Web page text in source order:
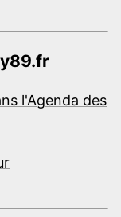
l'Agenda des